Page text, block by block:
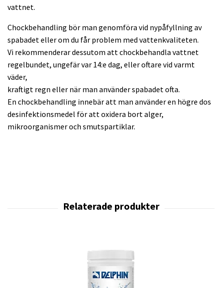
vattnet.
Chockbehandling bör man genomföra vid nypåfyllning av
spabadet eller om du får problem med vattenkvaliteten.
Vi rekommenderar dessutom att chockbehandla vattnet
regelbundet, ungefär var 14:e dag, eller oftare vid varmt
väder,
kraftigt regn eller när man använder spabadet ofta.
En chockbehandling innebär att man använder en högre dos
desinfektionsmedel för att oxidera bort alger,
mikroorganismer och smutspartiklar.